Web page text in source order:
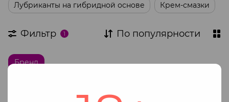
Лубриканты на гибридной основе Крем-смазки
Фильтр 1 По популярности
Бренд